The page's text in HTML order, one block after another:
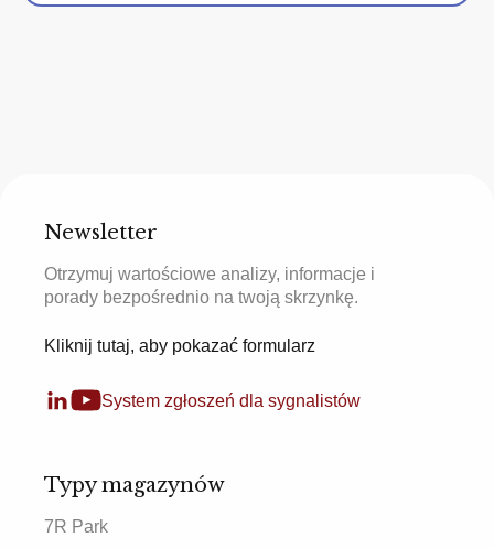
Newsletter
Otrzymuj wartościowe analizy, informacje i
porady bezpośrednio na twoją skrzynkę.
Kliknij tutaj, aby pokazać formularz
System zgłoszeń dla sygnalistów
Typy magazynów
7R Park